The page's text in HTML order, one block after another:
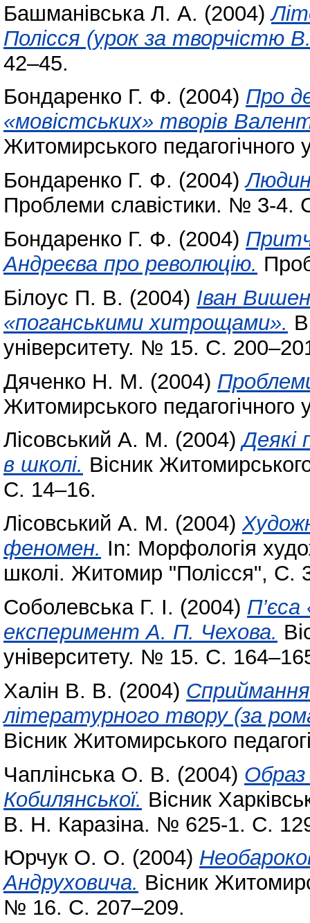
Башманівська Л. А. (2004)
Полісся (урок за творчістю
42–45.
Бондаренко Г. Ф. (2004) Про
«мовістських» творів
Житомирського
Бондаренко Г. Ф. (2004)
Проблеми славістики. № 3-4.
Бондаренко Г. Ф. (2004)
Андреєва про революцію.
Білоус П. В. (2004) Іван
«поганськими хитрощами».
університету. № 15. С.
Дяченко Н. М. (2004)
Житомирського
Лісовський А. М. (2004)Деякі
в школі. Вісник
С. 14–16.
Лісовський А. М. (2004)
феномен. In: Морфологія
школі. Житомир "Полісся", С.
Соболевська Г. І. (2004)
експеримент А. П. Чехова.
університету. № 15. С.
Халін В. В. (2004) Сприймання
літературного твору (за
Вісник Житомирського
Чаплінська О. В. (2004)
Кобилянської. Вісник
В. Н. Каразіна. № 625-1. С.
Юрчук О. О. (2004)
Андруховича. Вісник
№ 16. С. 207–209.